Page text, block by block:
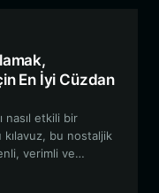
En İyi Cüzdan
nasıl etkili bir
bu nostaljik
verimli ve
Quake için en iyi